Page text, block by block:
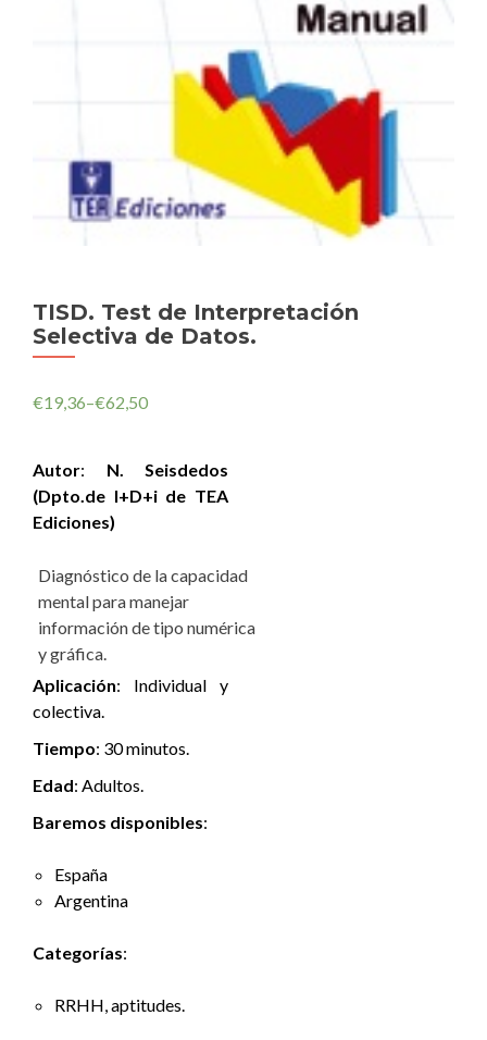
TISD. Test de Interpretación
Selectiva de Datos.
€19,36–€62,50
Autor: N. Seisdedos
(Dpto.de I+D+i de TEA
Ediciones)
Diagnóstico de la capacidad
mental para manejar
información de tipo numérica
y gráfica.
Aplicación: Individual y
colectiva.
Tiempo: 30 minutos.
Edad: Adultos.
Baremos disponibles:
España
Argentina
Categorías:
RRHH, aptitudes.